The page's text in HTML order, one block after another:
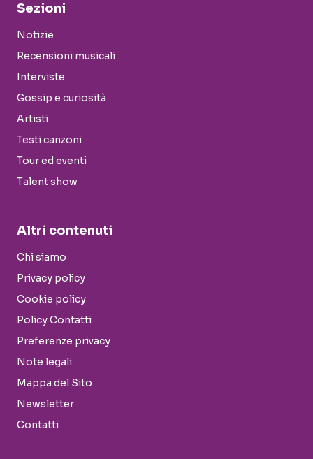
Sezioni
Notizie
Recensioni musicali
Interviste
Gossip e curiosità
Artisti
Testi canzoni
Tour ed eventi
Talent show
Altri contenuti
Chi siamo
Privacy policy
Cookie policy
Policy Contatti
Preferenze privacy
Note legali
Mappa del Sito
Newsletter
Contatti